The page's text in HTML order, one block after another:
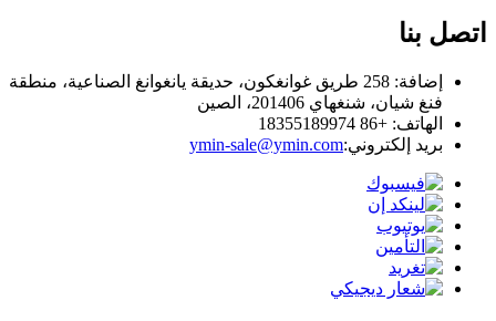
اتصل بنا
إضافة: 258 طريق غوانغكون، حديقة يانغوانغ الصناعية، منطقة
فنغ شيان، شنغهاي 201406، الصين
الهاتف: +86 18355189974
بريد إلكتروني:ymin-sale@ymin.com